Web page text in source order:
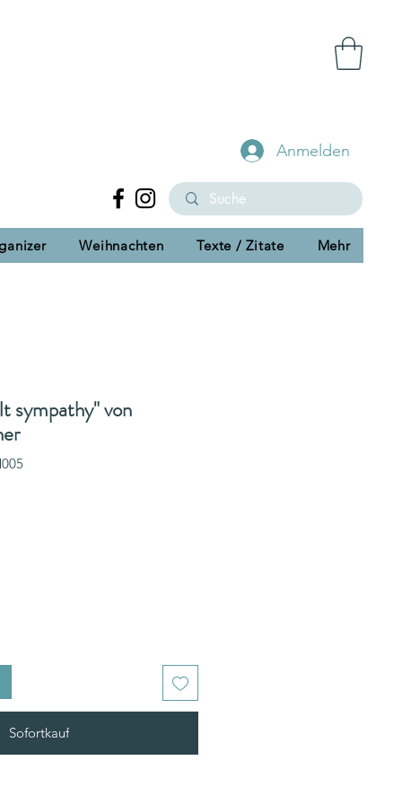
Anmelden
Weihnachten Texte / Zitate Mehr
sympathy" von
Sofortkauf